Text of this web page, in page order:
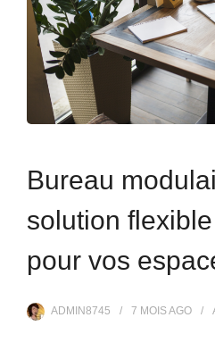
Bureau
solution
pour vos
ADMIN8745 7 MOISAGO